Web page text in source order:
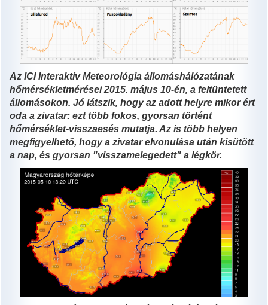
Az ICIInteraktív Meteorológia állomáshálózatának
hőmérsékletmérései 2015. május 10-én, a feltüntetett
állomásokon. Jó látszik, hogy az adott helyre mikor ért
oda a zivatar: ezt több fokos, gyorsan történt
hőmérséklet-visszaesés mutatja. Az is több helyen
megfigyelhető, hogy a zivatar elvonulása után kisütött
a nap, és gyorsan "visszamelegedett" a légkör.